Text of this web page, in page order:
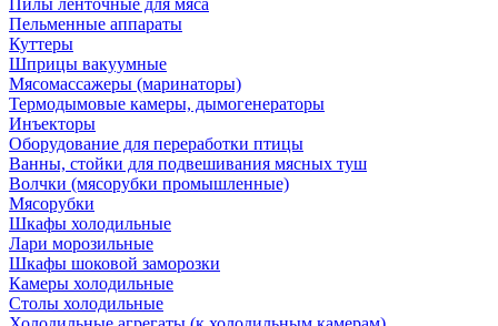
Пилы ленточные для мяса
Пельменные аппараты
Куттеры
Шприцы вакуумные
Мясомассажеры (маринаторы)
Термодымовые камеры, дымогенераторы
Инъекторы
Оборудование для переработки птицы
Ванны, стойки для подвешивания мясных туш
Волчки (мясорубки промышленные)
Мясорубки
Шкафы холодильные
Лари морозильные
Шкафы шоковой заморозки
Камеры холодильные
Столы холодильные